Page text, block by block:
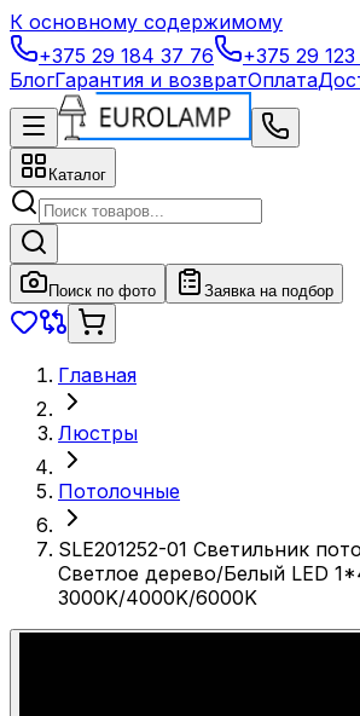
К основному содержимому
+375 29 184 37 76
+375 29
БлогГарантия и возвратОплата
Каталог
Поиск по фото Заявка на подбор
Главная
Люстры
Потолочные
SLE201252-01 Светильник
Светлое дерево/Белый LED
3000K/4000K/6000K